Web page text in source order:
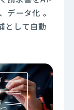
データ化 。
として自動